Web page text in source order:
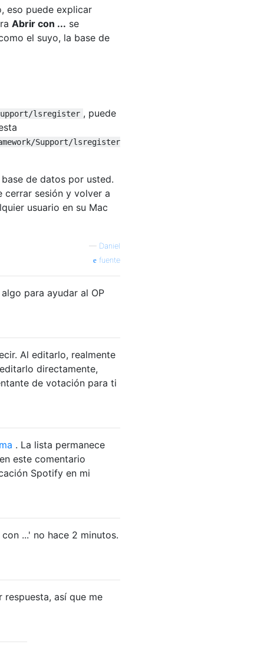
eso puede explicar
Abrir con ... se
el suyo, la base de
Support/lsregister , puede
Support/lsregister
de datos por usted.
cerrar sesión y volver a
usuario en su Mac
— Daniel
fuente
para ayudar al OP
Al editarlo, realmente
directamente,
de votación para ti
. La lista permanece
este comentario
Spotify en mi
...' no hace 2 minutos.
respuesta, así que me